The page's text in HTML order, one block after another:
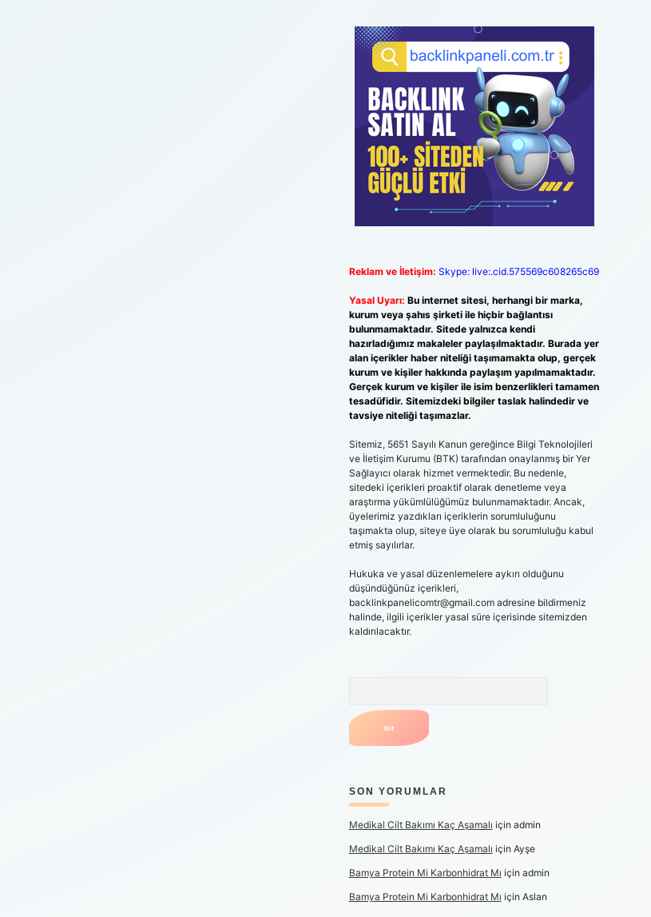
Reklam ve İletişim: Skype: live:.cid.575569c608265c69
Yasal Uyarı: Bu internet sitesi, herhangi bir marka,
kurum veya şahıs şirketi ile hiçbir bağlantısı
bulunmamaktadır. Sitede yalnızca kendi
hazırladığımız makaleler paylaşılmaktadır. Burada yer
alan içerikler haber niteliği taşımamakta olup, gerçek
kurum ve kişiler hakkında paylaşım yapılmamaktadır.
Gerçek kurum ve kişiler ile isim benzerlikleri tamamen
tesadüfidir. Sitemizdeki bilgiler taslak halindedir ve
tavsiye niteliği taşımazlar.
Sitemiz, 5651 Sayılı Kanun gereğince Bilgi Teknolojileri
ve İletişim Kurumu (BTK) tarafından onaylanmış bir Yer
Sağlayıcı olarak hizmet vermektedir. Bu nedenle,
sitedeki içerikleri proaktif olarak denetleme veya
araştırma yükümlülüğümüz bulunmamaktadır. Ancak,
üyelerimiz yazdıkları içeriklerin sorumluluğunu
taşımakta olup, siteye üye olarak bu sorumluluğu kabul
etmiş sayılırlar.
Hukuka ve yasal düzenlemelere aykırı olduğunu
düşündüğünüz içerikleri,
backlinkpanelicomtr@gmail.comadresine bildirmeniz
halinde, ilgili içerikler yasal süre içerisinde sitemizden
kaldırılacaktır.
SON YORUMLAR
Medikal Cilt Bakımı Kaç Aşamalı için admin
Medikal Cilt Bakımı Kaç Aşamalı için Ayşe
Bamya Protein Mi Karbonhidrat Mı için admin
Bamya Protein Mi Karbonhidrat Mı için Aslan